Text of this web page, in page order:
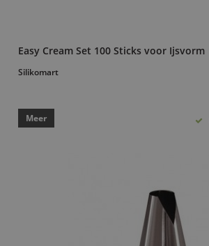
Easy Cream Set 100 Sticks voor Ijsvorm
Silikomart
Meer